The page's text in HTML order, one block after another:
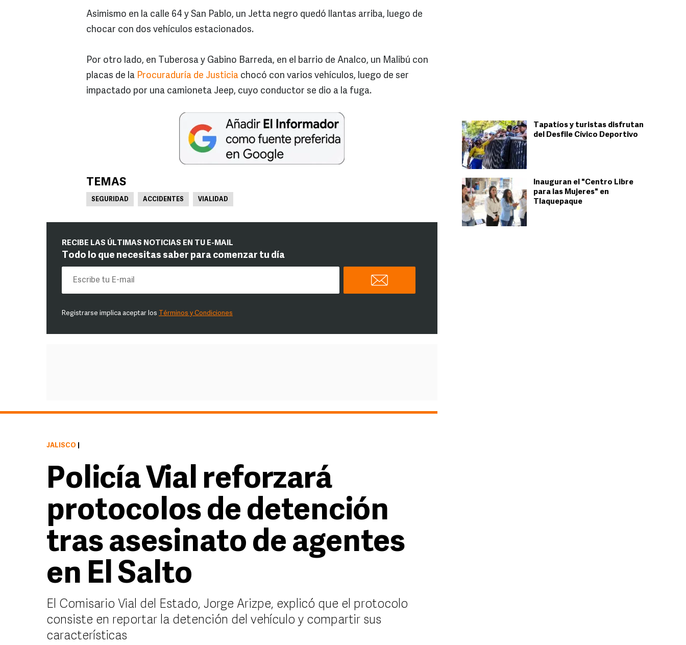
Tapatíos y turistas disfrutan
del Desfile Cívico Deportivo
Inauguran el "Centro Libre
para las Mujeres" en
Tlaquepaque
Asimismo en la calle 64 y San Pablo, un Jetta negro quedó llantas arriba, luego de
chocar con dos vehículos estacionados.
Por otro lado, en Tuberosa y Gabino Barreda, en el barrio de Analco, un Malibú con
placas de la Procuraduría de Justicia chocó con varios vehículos, luego de ser
impactado por una camioneta Jeep, cuyo conductor se dio a la fuga.
TEMAS
SEGURIDAD ACCIDENTES VIALIDAD
RECIBE LAS ÚLTIMAS NOTICIAS EN TU E-MAIL
Todo lo que necesitas saber para comenzar tu día
Registrarse implica aceptar los Términos y Condiciones
JALISCO
Policía Vial reforzará
protocolos de detención
tras asesinato de agentes
en El Salto
El Comisario Vial del Estado, Jorge Arizpe, explicó que el protocolo
consiste en reportar la detención del vehículo y compartir sus
características